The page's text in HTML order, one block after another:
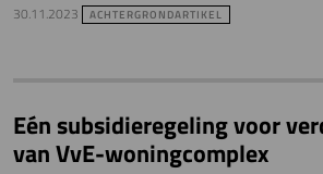
30.11.2023 ACHTERGRONDARTIKEL
Eén subsidieregeling voor
van VvE-woningcomplex